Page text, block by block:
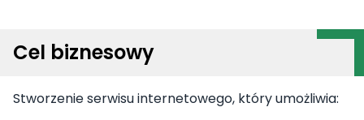
Cel biznesowy
Stworzenie serwisu internetowego, który umożliwia: